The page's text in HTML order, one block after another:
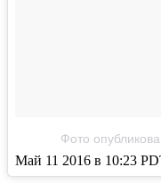
Фото
Май 11 2016 в 10:23